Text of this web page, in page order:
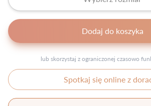
Dodaj do koszyka
lub skorzystaj z ograniczonej czasowo
Spotkaj się online z